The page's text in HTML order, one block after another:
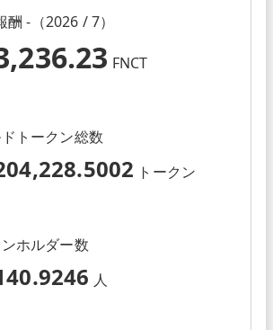
酬 -（2026 / 7）
FNCT
トークン総数
トークン
ンホルダー数
人